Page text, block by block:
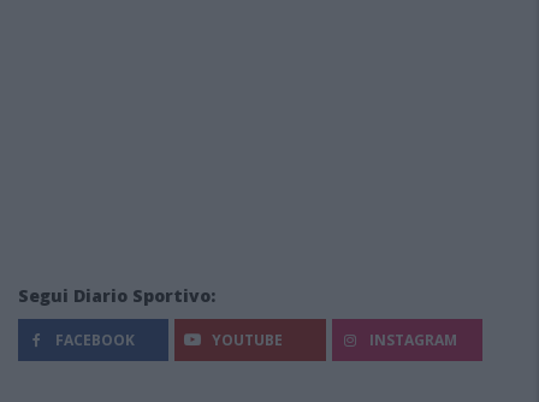
Segui Diario Sportivo:
FACEBOOK YOUTUBE INSTAGRAM